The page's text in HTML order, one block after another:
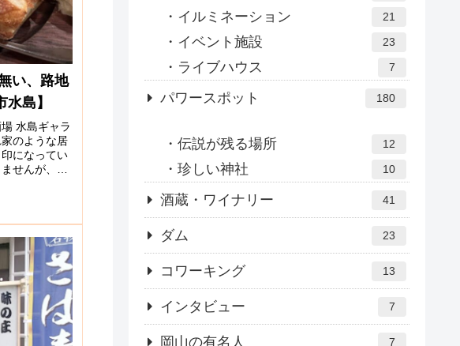
い、路地
島】
水島ギャラ
のような居
になってい
せんが、扉
イルミネーション 21
イベント施設 23
ライブハウス 7
パワースポット 180
伝説が残る場所 12
珍しい神社 10
酒蔵・ワイナリー 41
ダム 23
コワーキング 13
インタビュー 7
岡山の有名人 7